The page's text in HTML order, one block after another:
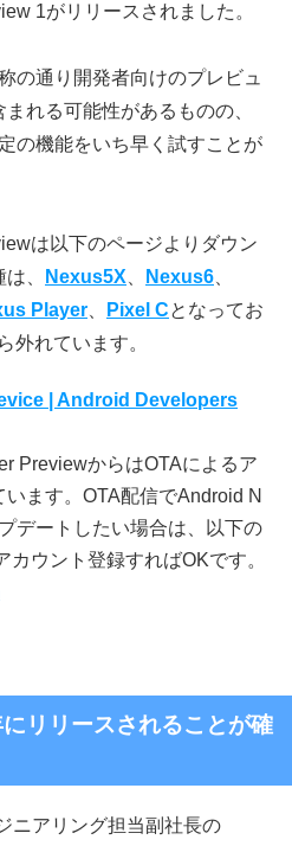
1がリリースされました。
の通り開発者向けのプレビュ
れる可能性があるものの、
の機能をいち早く試すことが
は以下のページよりダウン
、
Nexus5X Nexus6
Player Pixel Cとなってお
外れています。
| Android Developers
PreviewからはOTAによるア
ます。OTA配信でAndroid N
デートしたい場合は、以下の
ウント登録すればOKです。
リリースされることが確
ニアリング担当副社長の